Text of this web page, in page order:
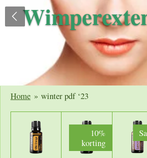
Home » winter pdf ‘23
10%
korting